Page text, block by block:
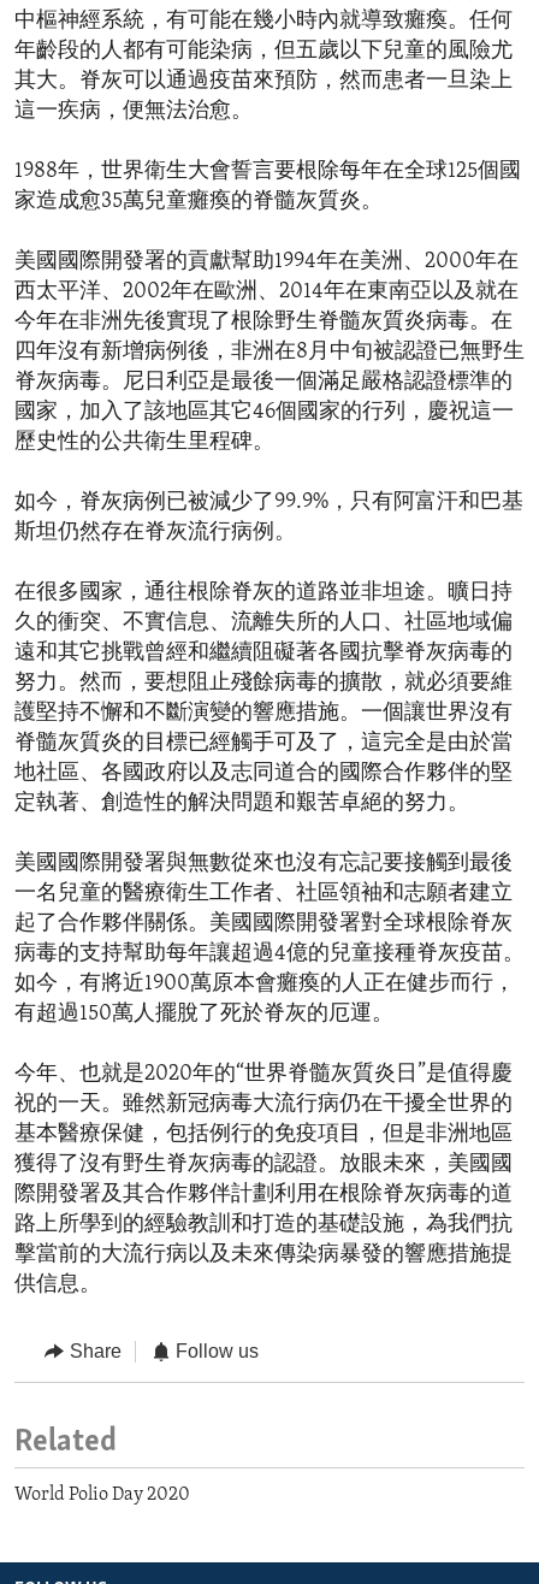
中樞神經系統，有可能在幾小時內就導致癱瘓。任何
年齡段的人都有可能染病，但五歲以下兒童的風險尤
其大。脊灰可以通過疫苗來預防，然而患者一旦染上
這一疾病，便無法治愈。
1988年，世界衛生大會誓言要根除每年在全球125個國
家造成愈35萬兒童癱瘓的脊髓灰質炎。
美國國際開發署的貢獻幫助1994年在美洲、2000年在
西太平洋、2002年在歐洲、2014年在東南亞以及就在
今年在非洲先後實現了根除野生脊髓灰質炎病毒。在
四年沒有新增病例後，非洲在8月中旬被認證已無野生
脊灰病毒。尼日利亞是最後一個滿足嚴格認證標準的
國家，加入了該地區其它46個國家的行列，慶祝這一
歷史性的公共衛生里程碑。
如今，脊灰病例已被減少了99.9%，只有阿富汗和巴基
斯坦仍然存在脊灰流行病例。
在很多國家，通往根除脊灰的道路並非坦途。曠日持
久的衝突、不實信息、流離失所的人口、社區地域偏
遠和其它挑戰曾經和繼續阻礙著各國抗擊脊灰病毒的
努力。然而，要想阻止殘餘病毒的擴散，就必須要維
護堅持不懈和不斷演變的響應措施。一個讓世界沒有
脊髓灰質炎的目標已經觸手可及了，這完全是由於當
地社區、各國政府以及志同道合的國際合作夥伴的堅
定執著、創造性的解決問題和艱苦卓絕的努力。
美國國際開發署與無數從來也沒有忘記要接觸到最後
一名兒童的醫療衛生工作者、社區領袖和志願者建立
起了合作夥伴關係。美國國際開發署對全球根除脊灰
病毒的支持幫助每年讓超過4億的兒童接種脊灰疫苗。
如今，有將近1900萬原本會癱瘓的人正在健步而行，
有超過150萬人擺脫了死於脊灰的厄運。
今年、也就是2020年的“世界脊髓灰質炎日”是值得慶
祝的一天。雖然新冠病毒大流行病仍在干擾全世界的
基本醫療保健，包括例行的免疫項目，但是非洲地區
獲得了沒有野生脊灰病毒的認證。放眼未來，美國國
際開發署及其合作夥伴計劃利用在根除脊灰病毒的道
路上所學到的經驗教訓和打造的基礎設施，為我們抗
擊當前的大流行病以及未來傳染病暴發的響應措施提
供信息。
Share Follow us
Related
World Polio Day 2020